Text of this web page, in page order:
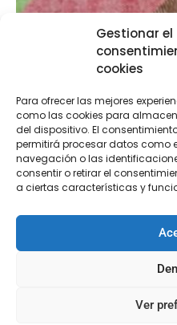
Gestionar el
cookies
Para ofrecer las mejores
como las cookies para
del dispositivo. El
permitirá procesar datos como
navegación o las
consentir o retirar el
a ciertas características y
Ver